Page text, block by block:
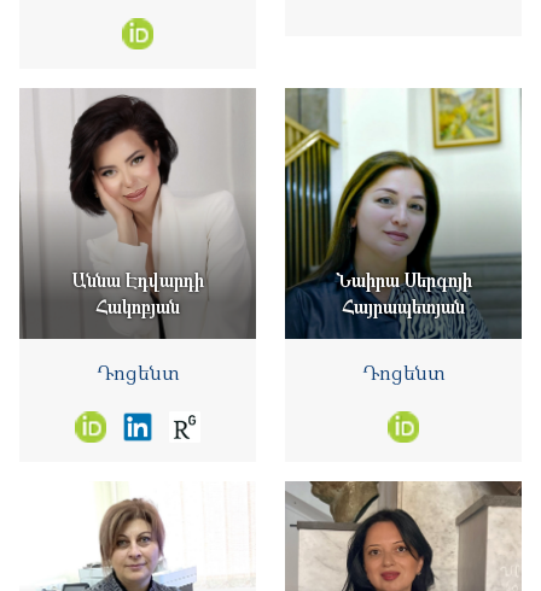
Աննա Էդվարդի
Հակոբյան
Դոցենտ
Նաիրա Սերգոյի
Հայրապետյան
Դոցենտ